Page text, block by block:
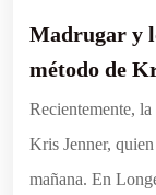
Madrugar y
método de
Recientemente,
Kris Jenner,
mañana. En